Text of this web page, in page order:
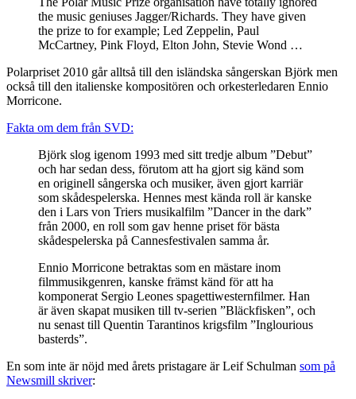
the music geniuses Jagger/Richards. They have given
the prize to for example; Led Zeppelin, Paul
McCartney, Pink Floyd, Elton John, Stevie Wond …
Polarpriset 2010 går alltså till den isländska sångerskan Björk men
också till den italienske kompositören och orkesterledaren Ennio
Morricone.
Fakta om dem från SVD:
Björk slog igenom 1993 med sitt tredje album ”Debut”
och har sedan dess, förutom att ha gjort sig känd som
en originell sångerska och musiker, även gjort karriär
som skådespelerska. Hennes mest kända roll är kanske
den i Lars von Triers musikalfilm ”Dancer in the dark”
från 2000, en roll som gav henne priset för bästa
skådespelerska på Cannesfestivalen samma år.
Ennio Morricone betraktas som en mästare inom
filmmusikgenren, kanske främst känd för att ha
komponerat Sergio Leones spagettiwesternfilmer. Han
är även skapat musiken till tv-serien ”Bläckfisken”, och
nu senast till Quentin Tarantinos krigsfilm ”Inglourious
basterds”.
En som inte är nöjd med årets pristagare är Leif Schulman som på
Newsmill skriver: